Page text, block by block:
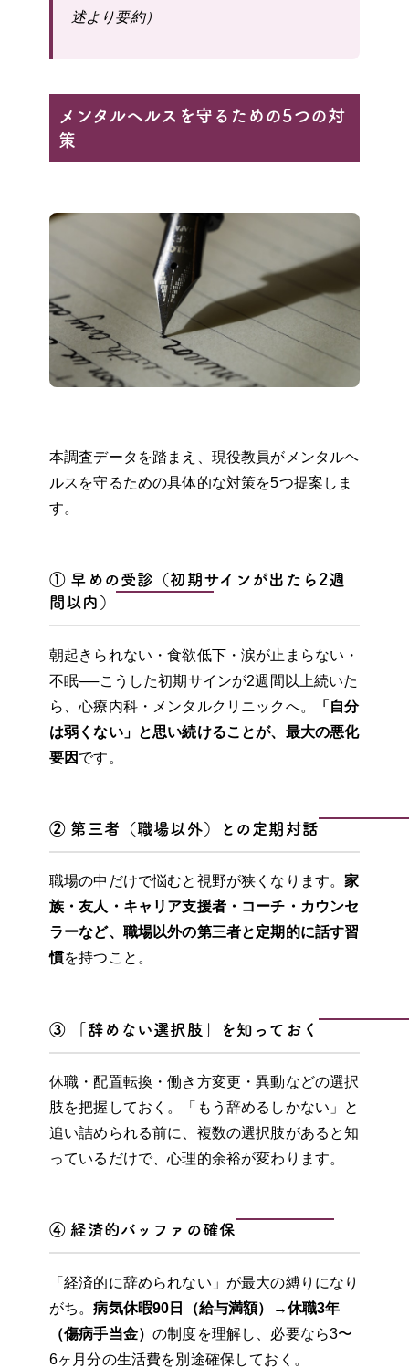
述より要約）
メンタルヘルスを守るための5つの対
策
本調査データを踏まえ、現役教員がメンタルヘ
ルスを守るための具体的な対策を5つ提案しま
す。
① 早めの受診（初期サインが出たら2週
間以内）
朝起きられない・食欲低下・涙が止まらない・
不眠──こうした初期サインが2週間以上続いた
ら、心療内科・メンタルクリニックへ。
「自分
は弱くない」と思い続けることが、最大の悪化
要因 です。
② 第三者（職場以外）との定期対話
職場の中だけで悩むと視野が狭くなります。家
族・友人・キャリア支援者・コーチ・カウンセ
ラーなど、職場以外の第三者と定期的に話す習
慣を持つこと。
③ 「辞めない選択肢」を知っておく
休職・配置転換・働き方変更・異動などの選択
肢を把握しておく。「もう辞めるしかない」と
追い詰められる前に、複数の選択肢があると知
っているだけで、心理的余裕が変わります。
④ 経済的バッファの確保
「経済的に辞められない」が最大の縛りになり
がち。病気休暇90日（給与満額）→休職3年
（傷病手当金）の制度を理解し、必要なら3〜
6ヶ月分の生活費を別途確保しておく。